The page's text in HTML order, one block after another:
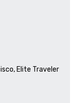
Elite Traveler
San Francisco